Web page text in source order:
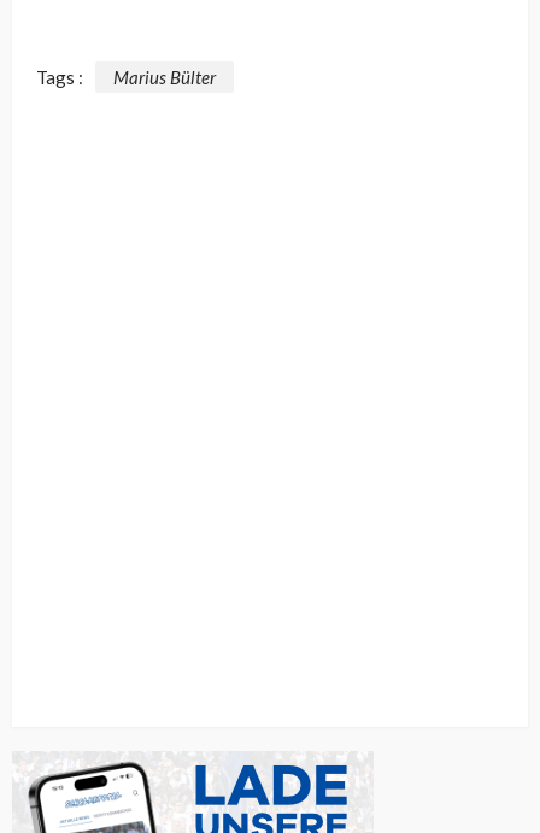
Tags : Marius Bülter